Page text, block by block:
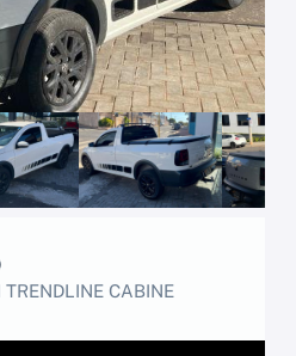
TRENDLINE CABINE